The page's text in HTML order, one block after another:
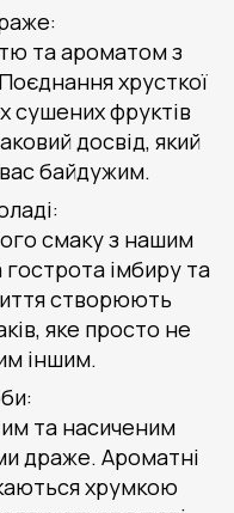
та ароматом з
хрусткої
сушених фруктів
досвід, який
байдужим.
смаку з нашим
імбиру та
створюють
яке просто не
іншим.
та насиченим
драже. Ароматні
хрумкою